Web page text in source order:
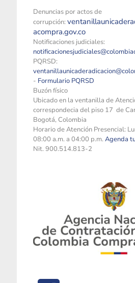
Denuncias por actos de
corrupción:
acompra.gov.co
Notificaciones judiciales:
PQRSD:
- Formulario PQRSD
Buzón físico
Ubicado en la ventanilla de
correspondecia del piso 17 de
Bogotá, Colombia
Horario de Atención Presencial:
08:00 a.m. a 04:00 p.m. Agenda
Nit. 900.514.813-2